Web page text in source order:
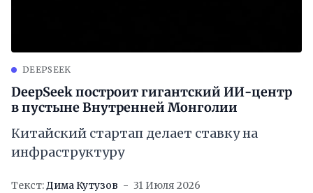
DEEPSEEK
DeepSeek построит гигантский ИИ-центр
в пустыне Внутренней Монголии
Китайский стартап делает ставку на
инфраструктуру
Текст:Дима Кутузов 31 Июля 2026